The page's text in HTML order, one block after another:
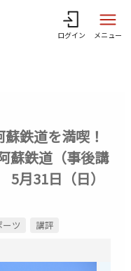
ログイン メニュー
鉄道を満喫！
蘇鉄道（事後講
月31日（日）
ツ 講評